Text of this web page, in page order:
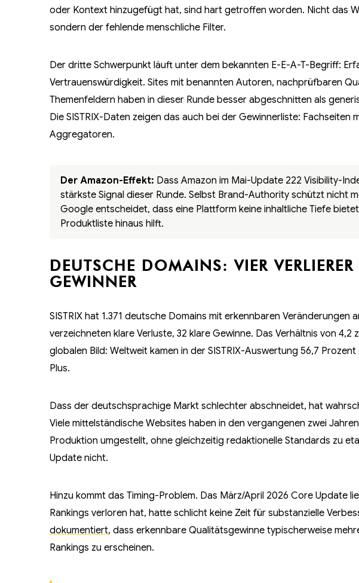
oder Kontext hinzugefügt hat, sind hart getroffen worden. Nicht das
sondern der fehlende menschliche Filter.
Der dritte Schwerpunkt läuft unter dem bekannten E-E-A-T-Begriff:
Vertrauenswürdigkeit. Sites mit benannten Autoren, nachprüfbaren
Themenfeldern haben in dieser Runde besser abgeschnitten als
Die SISTRIX-Daten zeigen das auch bei der Gewinnerliste: Fachseiten
Aggregatoren.
Der Amazon-Effekt: Dass Amazon im Mai-Update 222 Visibility-
stärkste Signal dieser Runde. Selbst Brand-Authority schützt nicht
Google entscheidet, dass eine Plattform keine inhaltliche Tiefe
Produktliste hinaus hilft.
DEUTSCHE DOMAINS: VIER
GEWINNER
SISTRIX hat 1.371 deutsche Domains mit erkennbaren Veränderungen
verzeichneten klare Verluste, 32 klare Gewinne. Das Verhältnis von 4,2
globalen Bild: Weltweit kamen in der SISTRIX-Auswertung 56,7
Plus.
Dass der deutschsprachige Markt schlechter abschneidet, hat
Viele mittelständische Websites haben in den vergangenen zwei
Produktion umgestellt, ohne gleichzeitig redaktionelle Standards zu
Update nicht.
Hinzu kommt das Timing-Problem. Das März/April 2026 Core Update
Rankings verloren hat, hatte schlicht keine Zeit für substanzielle
dokumentiert, dass erkennbare Qualitätsgewinne typischerweise
Rankings zu erscheinen.